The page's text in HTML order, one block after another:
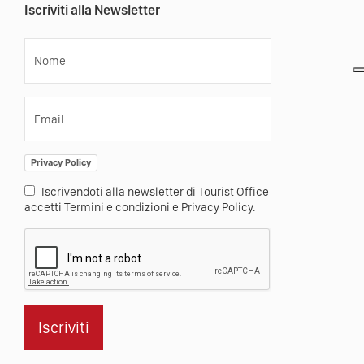
Iscriviti alla Newsletter
Nome
Email
Privacy Policy
Iscrivendoti alla newsletter di Tourist Office
accetti Termini e condizioni e Privacy Policy.
Iscriviti